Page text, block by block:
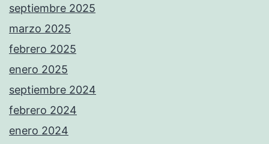
septiembre 2025
marzo 2025
febrero 2025
enero 2025
septiembre 2024
febrero 2024
enero 2024